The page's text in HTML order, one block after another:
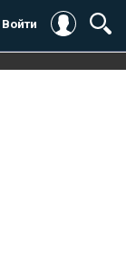
Войти 2